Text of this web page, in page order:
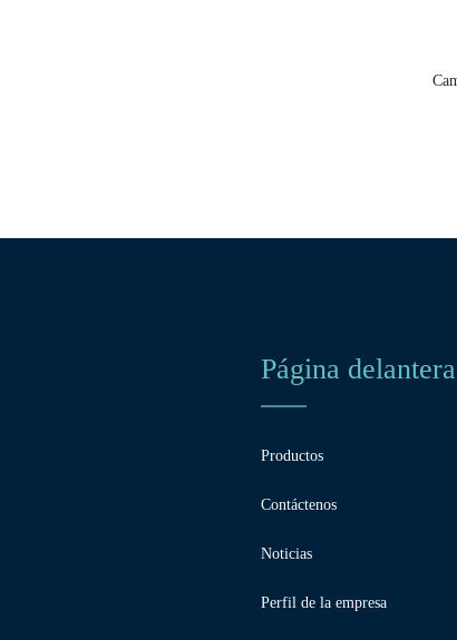
Página delantera
Productos
Contáctenos
Noticias
Perfil de la empresa